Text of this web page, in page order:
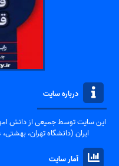
درباره سایت
این سایت توسط جمیعی از دانش
ایران (دانشگاه تهران،
آمار سایت